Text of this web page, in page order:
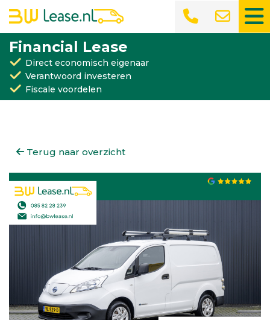
Financial Lease
Direct economisch eigenaar
Verantwoord investeren
Fiscale voordelen
Terug naar overzicht